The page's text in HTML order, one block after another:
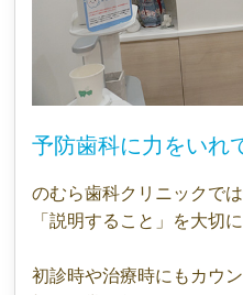
予防歯科に力をいれ
のむら歯科クリニックで
「説明すること」を大切
初診時や治療時にもカウ